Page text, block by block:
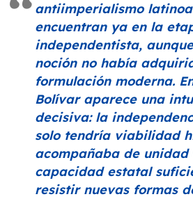
antiimperialismo
encuentran ya en la
independentista,
noción no había
formulación moderna.
Bolívar aparece una
decisiva: la
solo tendría viabilidad
acompañaba de
capacidad estatal
resistir nuevas formas